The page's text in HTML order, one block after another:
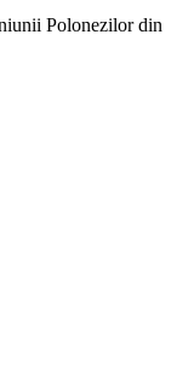
Polonezilor din